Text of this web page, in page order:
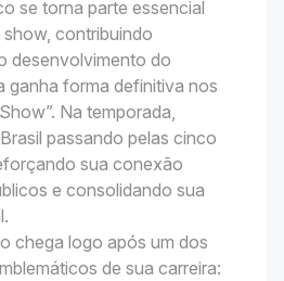
se torna parte essencial
contribuindo
desenvolvimento do
ganha forma definitiva nos
Na temporada,
passando pelas cinco
sua conexão
e consolidando sua
chega logo após um dos
de sua carreira: